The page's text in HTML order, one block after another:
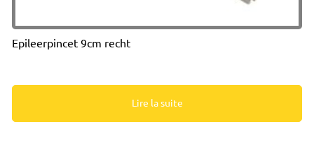
Epileerpincet 9cm recht
Lire la suite